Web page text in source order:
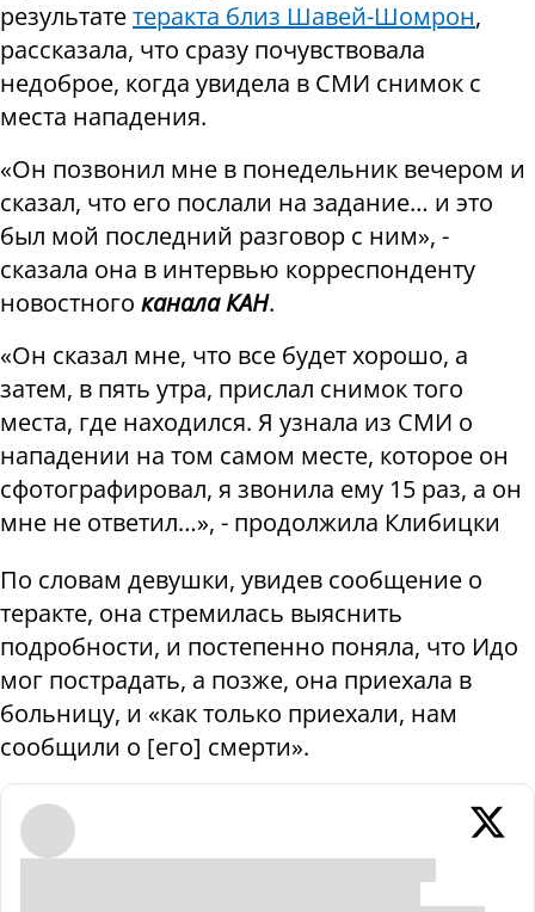
результатетеракта близ Шавей-Шомрон,
рассказала, что сразу почувствовала
недоброе, когда увидела в СМИ снимок с
места нападения.
«Он позвонил мне в понедельник вечером и
сказал, что его послали на задание… и это
был мой последний разговор с ним», -
сказала она в интервью корреспонденту
новостного канала КАН.
«Он сказал мне, что все будет хорошо, а
затем, в пять утра, прислал снимок того
места, где находился. Я узнала из СМИ о
нападении на том самом месте, которое он
сфотографировал, я звонила ему 15 раз, а он
мне не ответил…», - продолжила Клибицки
По словам девушки, увидев сообщение о
теракте, она стремилась выяснить
подробности, и постепенно поняла, что Идо
мог пострадать, а позже, она приехала в
больницу, и «как только приехали, нам
сообщили о [его] смерти».